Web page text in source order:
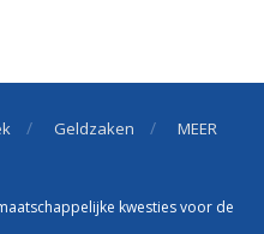
Geldzaken MEER
kwesties voor de